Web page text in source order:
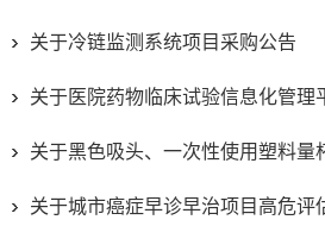
关于冷链监测系统项目采购公告